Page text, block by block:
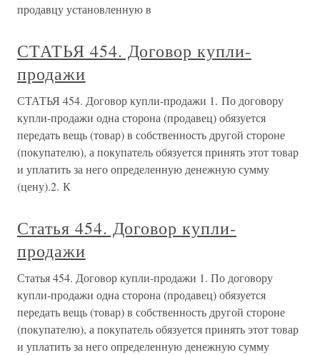
продавцу установленную в
СТАТЬЯ 454. Договор купли-
продажи
СТАТЬЯ 454. Договор купли-продажи 1. По договору
купли-продажи одна сторона (продавец) обязуется
передать вещь (товар) в собственность другой стороне
(покупателю), а покупатель обязуется принять этот товар
и уплатить за него определенную денежную сумму
(цену).2. К
Статья 454. Договор купли-
продажи
Статья 454. Договор купли-продажи 1. По договору
купли-продажи одна сторона (продавец) обязуется
передать вещь (товар) в собственность другой стороне
(покупателю), а покупатель обязуется принять этот товар
и уплатить за него определенную денежную сумму